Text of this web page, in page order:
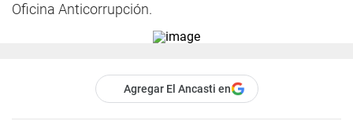
Oficina Anticorrupción.
Agregar El Ancasti en